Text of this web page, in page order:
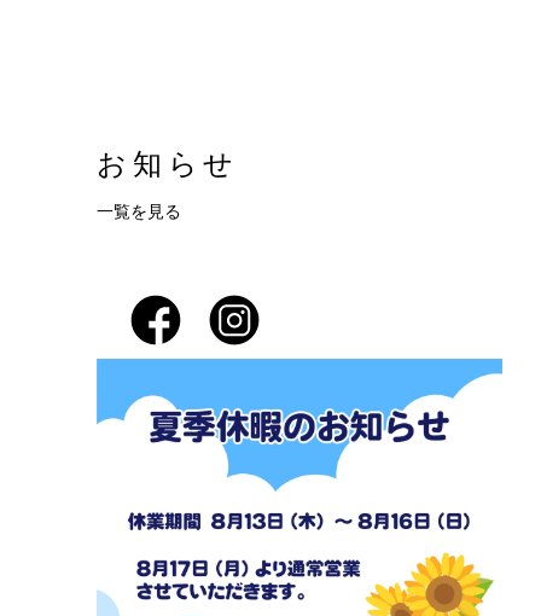
お知らせ
一覧を見る